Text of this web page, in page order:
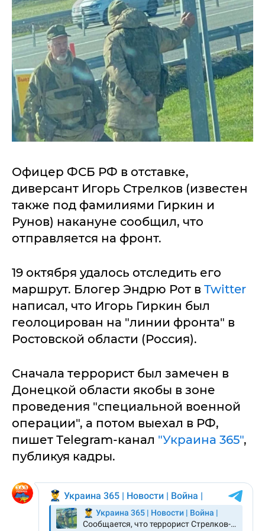
Офицер ФСБ РФ в отставке,
диверсант Игорь Стрелков (известен
также под фамилиями Гиркин и
Рунов) накануне сообщил, что
отправляется на фронт.
19 октября удалось отследить его
маршрут. Блогер Эндрю Рот в Twitter
написал, что Игорь Гиркин был
геолоцирован на "линии фронта" в
Ростовской области (Россия).
Сначала террорист был замечен в
Донецкой области якобы в зоне
проведения "специальной военной
операции", а потом выехал в РФ,
пишет Тelegram-канал "Украина 365",
публикуя кадры.